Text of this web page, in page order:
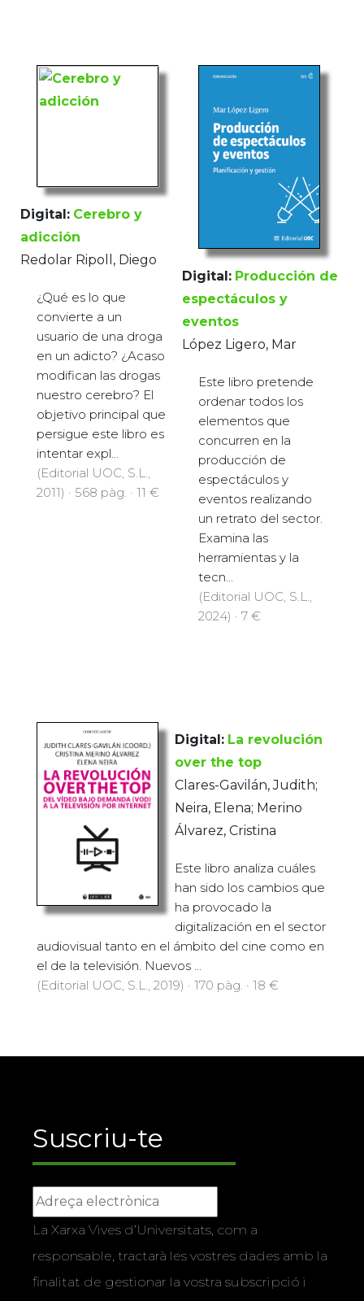
Digital: Cerebro y
adicción
Redolar Ripoll, Diego
¿Qué es lo que
convierte a un
usuario de una droga
en un adicto? ¿Acaso
modifican las drogas
nuestro cerebro? El
objetivo principal que
persigue este libro es
intentar expl...
(Editorial UOC, S.L.,
2011) · 568 pàg. · 11 €
Digital: Producción de
espectáculos y
eventos
López Ligero, Mar
Este libro pretende
ordenar todos los
elementos que
concurren en la
producción de
espectáculos y
eventos realizando
un retrato del sector.
Examina las
herramientas y la
tecn...
(Editorial UOC, S.L.,
2024) · 7 €
Digital: La revolución
over the top
Clares-Gavilán, Judith;
Neira, Elena; Merino
Álvarez, Cristina
Este libro analiza cuáles
han sido los cambios que
ha provocado la
digitalización en el sector
audiovisual tanto en el ámbito del cine como en
el de la televisión. Nuevos ...
(Editorial UOC, S.L., 2019) · 170 pàg. · 18 €
Suscriu-te
La Xarxa Vives d’Universitats, com a
responsable, tractarà les vostres dades amb la
finalitat de gestionar la vostra subscripció i